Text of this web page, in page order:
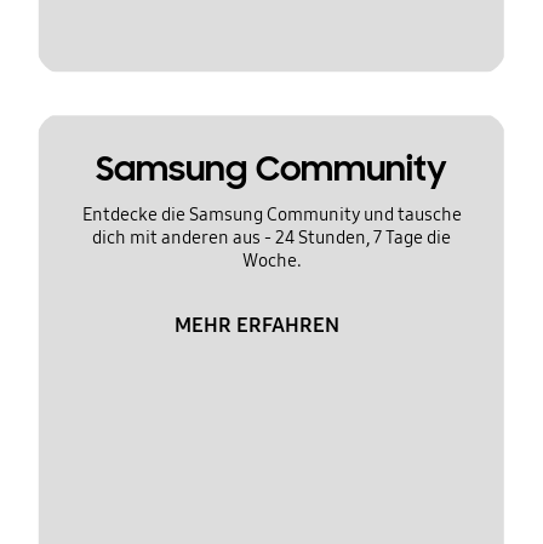
Samsung Community
Entdecke die Samsung Community und tausche
dich mit anderen aus - 24 Stunden, 7 Tage die
Woche.
MEHR ERFAHREN